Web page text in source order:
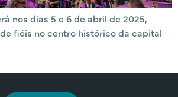
nos dias 5 e 6 de abril de 2025,
fiéis no centro histórico da capital